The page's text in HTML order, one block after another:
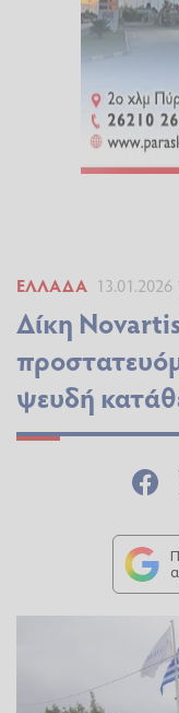
ΕΛΛΆΔΑ 13.01.2026
Δίκη
ψευδή